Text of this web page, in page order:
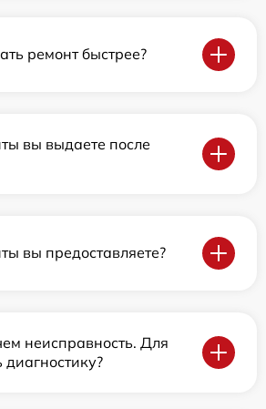
ремонт быстрее?
вы выдаете после
вы предоставляете?
неисправность. Для
диагностику?